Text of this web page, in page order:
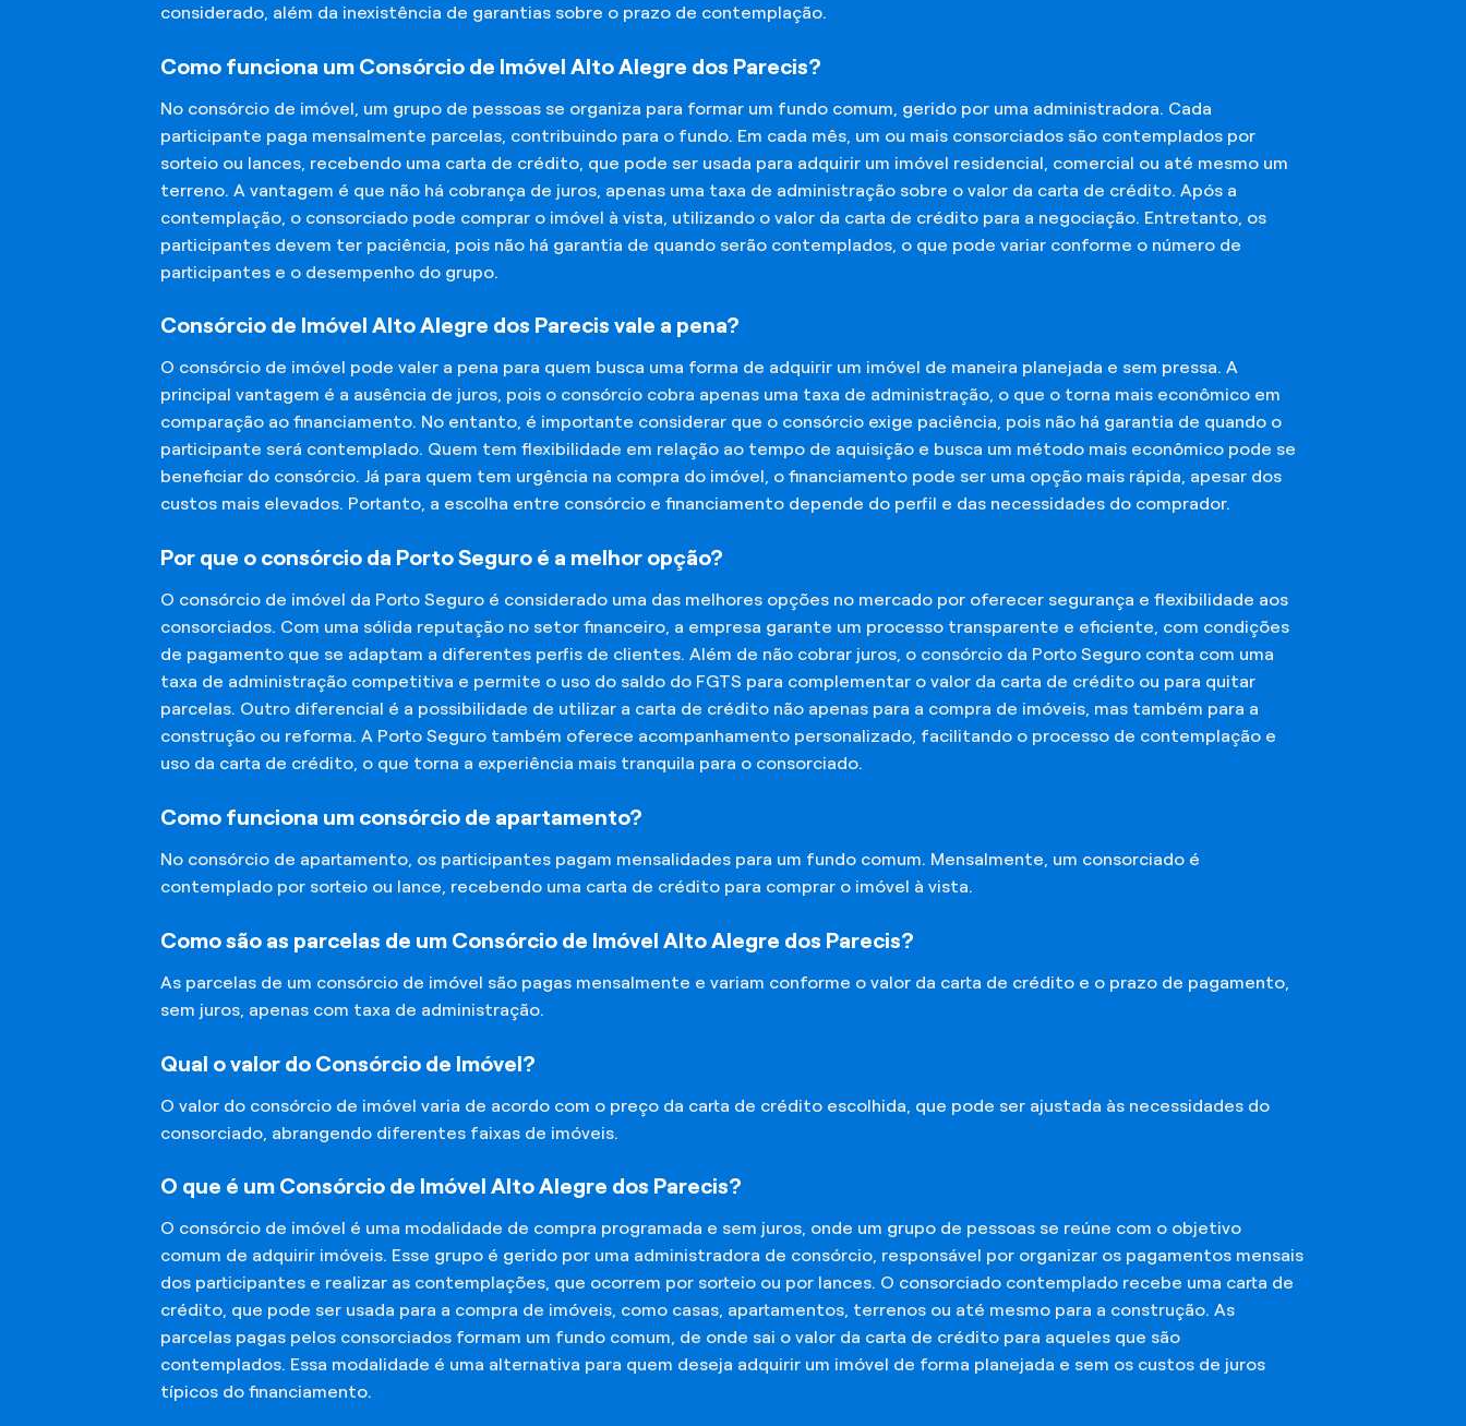
considerado, além da inexistência de garantias sobre o prazo de contemplação.
Como funciona um Consórcio de Imóvel Alto Alegre dos Parecis?
No consórcio de imóvel, um grupo de pessoas se organiza para formar um fundo comum, gerido por uma administradora. Cada
participante paga mensalmente parcelas, contribuindo para o fundo. Em cada mês, um ou mais consorciados são contemplados por
sorteio ou lances, recebendo uma carta de crédito, que pode ser usada para adquirir um imóvel residencial, comercial ou até mesmo um
terreno. A vantagem é que não há cobrança de juros, apenas uma taxa de administração sobre o valor da carta de crédito. Após a
contemplação, o consorciado pode comprar o imóvel à vista, utilizando o valor da carta de crédito para a negociação. Entretanto, os
participantes devem ter paciência, pois não há garantia de quando serão contemplados, o que pode variar conforme o número de
participantes e o desempenho do grupo.
Consórcio de Imóvel Alto Alegre dos Parecis vale a pena?
O consórcio de imóvel pode valer a pena para quem busca uma forma de adquirir um imóvel de maneira planejada e sem pressa. A
principal vantagem é a ausência de juros, pois o consórcio cobra apenas uma taxa de administração, o que o torna mais econômico em
comparação ao financiamento. No entanto, é importante considerar que o consórcio exige paciência, pois não há garantia de quando o
participante será contemplado. Quem tem flexibilidade em relação ao tempo de aquisição e busca um método mais econômico pode se
beneficiar do consórcio. Já para quem tem urgência na compra do imóvel, o financiamento pode ser uma opção mais rápida, apesar dos
custos mais elevados. Portanto, a escolha entre consórcio e financiamento depende do perfil e das necessidades do comprador.
Por que o consórcio da Porto Seguro é a melhor opção?
O consórcio de imóvel da Porto Seguro é considerado uma das melhores opções no mercado por oferecer segurança e flexibilidade aos
consorciados. Com uma sólida reputação no setor financeiro, a empresa garante um processo transparente e eficiente, com condições
de pagamento que se adaptam a diferentes perfis de clientes. Além de não cobrar juros, o consórcio da Porto Seguro conta com uma
taxa de administração competitiva e permite o uso do saldo do FGTS para complementar o valor da carta de crédito ou para quitar
parcelas. Outro diferencial é a possibilidade de utilizar a carta de crédito não apenas para a compra de imóveis, mas também para a
construção ou reforma. A Porto Seguro também oferece acompanhamento personalizado, facilitando o processo de contemplação e
uso da carta de crédito, o que torna a experiência mais tranquila para o consorciado.
Como funciona um consórcio de apartamento?
No consórcio de apartamento, os participantes pagam mensalidades para um fundo comum. Mensalmente, um consorciado é
contemplado por sorteio ou lance, recebendo uma carta de crédito para comprar o imóvel à vista.
Como são as parcelas de um Consórcio de Imóvel Alto Alegre dos Parecis?
As parcelas de um consórcio de imóvel são pagas mensalmente e variam conforme o valor da carta de crédito e o prazo de pagamento,
sem juros, apenas com taxa de administração.
Qual o valor do Consórcio de Imóvel?
O valor do consórcio de imóvel varia de acordo com o preço da carta de crédito escolhida, que pode ser ajustada às necessidades do
consorciado, abrangendo diferentes faixas de imóveis.
O que é um Consórcio de Imóvel Alto Alegre dos Parecis?
O consórcio de imóvel é uma modalidade de compra programada e sem juros, onde um grupo de pessoas se reúne com o objetivo
comum de adquirir imóveis. Esse grupo é gerido por uma administradora de consórcio, responsável por organizar os pagamentos mensais
dos participantes e realizar as contemplações, que ocorrem por sorteio ou por lances. O consorciado contemplado recebe uma carta de
crédito, que pode ser usada para a compra de imóveis, como casas, apartamentos, terrenos ou até mesmo para a construção. As
parcelas pagas pelos consorciados formam um fundo comum, de onde sai o valor da carta de crédito para aqueles que são
contemplados. Essa modalidade é uma alternativa para quem deseja adquirir um imóvel de forma planejada e sem os custos de juros
típicos do financiamento.